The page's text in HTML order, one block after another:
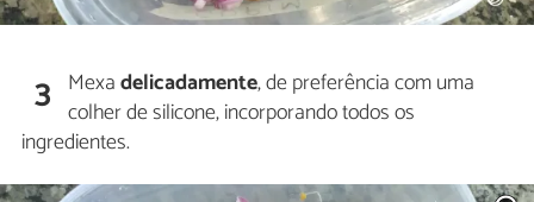
3 Mexadelicadamente, de preferência com uma
colher de silicone, incorporando todos os
ingredientes.